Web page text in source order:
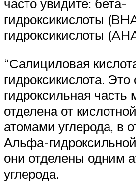
часто увидите: бета-
гидроксикислоты
гидроксикислоты
“Салициловая
гидроксикислота. Это
гидроксильная часть
отделена от
атомами углерода, в
Альфа-
они отделены одним
углерода.